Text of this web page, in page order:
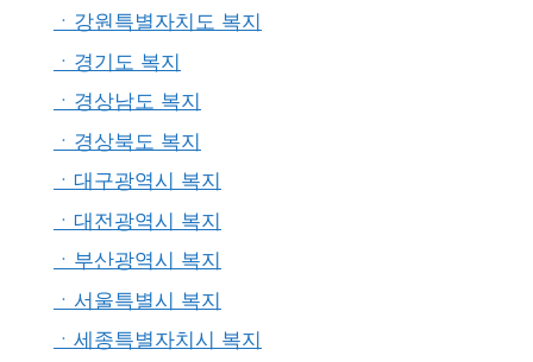
ㆍ강원특별자치도 복지
ㆍ경기도 복지
ㆍ경상남도 복지
ㆍ경상북도 복지
ㆍ대구광역시 복지
ㆍ대전광역시 복지
ㆍ부산광역시 복지
ㆍ서울특별시 복지
ㆍ세종특별자치시 복지